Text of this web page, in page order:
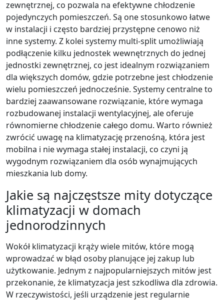
zewnętrznej, co pozwala na efektywne chłodzenie
pojedynczych pomieszczeń. Są one stosunkowo łatwe
w instalacji i często bardziej przystępne cenowo niż
inne systemy. Z kolei systemy multi-split umożliwiają
podłączenie kilku jednostek wewnętrznych do jednej
jednostki zewnętrznej, co jest idealnym rozwiązaniem
dla większych domów, gdzie potrzebne jest chłodzenie
wielu pomieszczeń jednocześnie. Systemy centralne to
bardziej zaawansowane rozwiązanie, które wymaga
rozbudowanej instalacji wentylacyjnej, ale oferuje
równomierne chłodzenie całego domu. Warto również
zwrócić uwagę na klimatyzację przenośną, która jest
mobilna i nie wymaga stałej instalacji, co czyni ją
wygodnym rozwiązaniem dla osób wynajmujących
mieszkania lub domy.
Jakie są najczęstsze mity dotyczące
klimatyzacji w domach
jednorodzinnych
Wokół klimatyzacji krąży wiele mitów, które mogą
wprowadzać w błąd osoby planujące jej zakup lub
użytkowanie. Jednym z najpopularniejszych mitów jest
przekonanie, że klimatyzacja jest szkodliwa dla zdrowia.
W rzeczywistości, jeśli urządzenie jest regularnie